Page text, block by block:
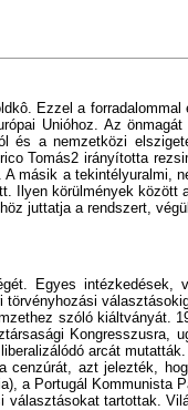
Ezzel a
Unióhoz. Az
a nemzetközi
Tomás2 irányította
másik a tekintélyuralmi,
Ilyen körülmények
juttatja a rendszert,
Egyes intézkedések,
szóló kiáltványát.
Kongresszusra,
arcát mutatták.
azt jelezték,
a Portugál Kommunista
tartottak.